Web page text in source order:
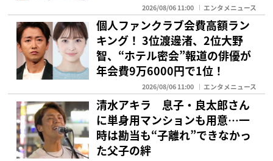
2026/08/06 11:00 エンタメニュース
個人ファンクラブ会費高額ラン
キング！ 3位渡邊渚、2位大野
智、“ホテル密会”報道の俳優が
年会費9万6000円で1位！
2026/08/06 11:00 エンタメニュース
清水アキラ 息子・良太郎さん
に単身用マンションも用意…一
時は勘当も“子離れ”できなかっ
た父子の絆